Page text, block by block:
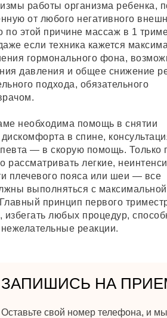
работы организма ребенка,
от любого негативного
этой причине массаж в 1
если техника кажется
гормонального фона,
давления и общее снижение
подхода, обязательного
необходима помощь в снятии
в спине,
— в скорую помощь. Только
рассматривать легкие,
плечевого пояса или шеи — все
выполняться с максимальной
принцип первого
избегать любых процедур,
реакции.
ЗАПИШИСЬ НА
Оставьте свой номер телефона, и